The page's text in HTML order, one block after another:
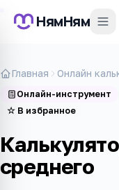
НямНям
Главная Онлайн
Онлайн-инструмент
☆ В избранное
среднего